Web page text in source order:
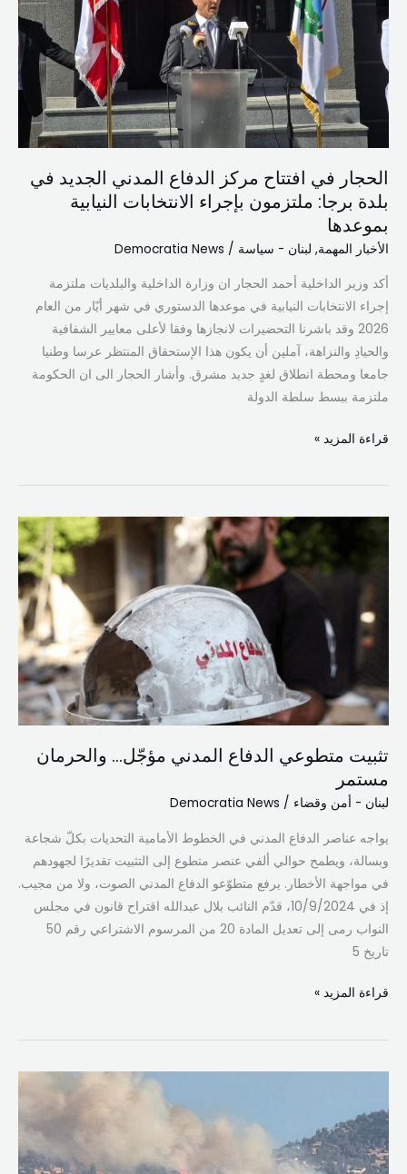
الحجار في افتتاح مركز الدفاع المدني الجديد في
بلدة برجا: ملتزمون بإجراء الانتخابات النيابية
بموعدها
الأخبار المهمة, لبنان - سياسة /
Democratia News
أكد وزير الداخلية أحمد الحجار ان وزارة الداخلية والبلديات ملتزمة
إجراء الانتخابات النيابية في موعدها الدستوري في شهر أيّار من العام
2026 وقد باشرنا التحضيرات لانجازها وفقا لأعلى معايير الشفافية
والحيادِ والنزاهة، آملين أن يكون هذا الإستحقاق المنتظر عرسا وطنيا
جامعا ومحطة انطلاق لغدٍ جديد مشرق. وأشار الحجار الى ان الحكومة
ملتزمة ببسط سلطة الدولة
قراءة المزيد »
تثبيت متطوعي الدفاع المدني مؤجّل… والحرمان
مستمر
لبنان - أمن وقضاء /
Democratia News
يواجه عناصر الدفاع المدني في الخطوط الأمامية التحديات بكلّ شجاعة
وبسالة، ويطمح حوالي ألفي عنصر متطوع إلى التثبيت تقديرًا لجهودهم
في مواجهة الأخطار. يرفع متطوّعو الدفاع المدني الصوت، ولا من مجيب.
إذ في 10/9/2024، قدّم النائب بلال عبدالله اقتراح قانون في مجلس
النواب رمى إلى تعديل المادة 20 من المرسوم الاشتراعي رقم 50
تاريخ 5
الدفاع
المدني
مؤجّل…
والحرمان
قراءة المزيد »
جهود
حثيثة